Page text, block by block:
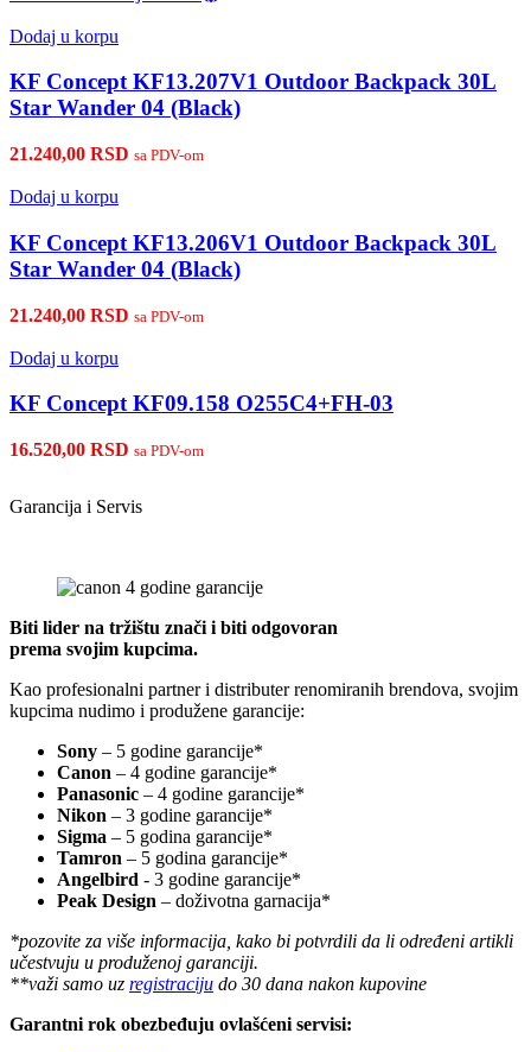
Dodaj u korpu
KF Concept KF13.207V1 Outdoor Backpack 30L
Star Wander 04 (Black)
21.240,00 RSD sa PDV-om
Dodaj u korpu
KF Concept KF13.206V1 Outdoor Backpack 30L
Star Wander 04 (Black)
21.240,00 RSD sa PDV-om
Dodaj u korpu
KF Concept KF09.158 O255C4+FH-03
16.520,00 RSD sa PDV-om
Garancija i Servis
Biti lider na tržištu znači i biti odgovoran
prema svojim kupcima.
Kao profesionalni partner i distributer renomiranih brendova, svojim
kupcima nudimo i produžene garancije:
Sony – 5 godine garancije*
Canon – 4 godine garancije*
Panasonic – 4 godine garancije*
Nikon – 3 godine garancije*
Sigma – 5 godina garancije*
Tamron – 5 godina garancije*
Angelbird - 3 godine garancije*
Peak Design – doživotna garnacija*
*pozovite za više informacija, kako bi potvrdili da li određeni artikli
učestvuju u produženoj garanciji.
**važi samo uz registraciju do 30 dana nakon kupovine
Garantni rok obezbeđuju ovlašćeni servisi: